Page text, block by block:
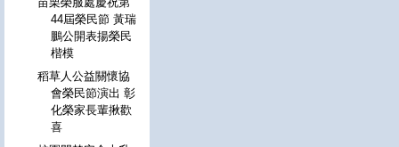
44屆榮民節 黃瑞
鵬公開表揚榮民
楷模
稻草人公益關懷協
會榮民節演出 彰
化榮家長輩揪歡
喜